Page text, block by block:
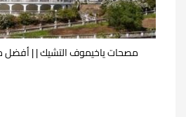
مصحات ياخيموف التشيك | | أفضل